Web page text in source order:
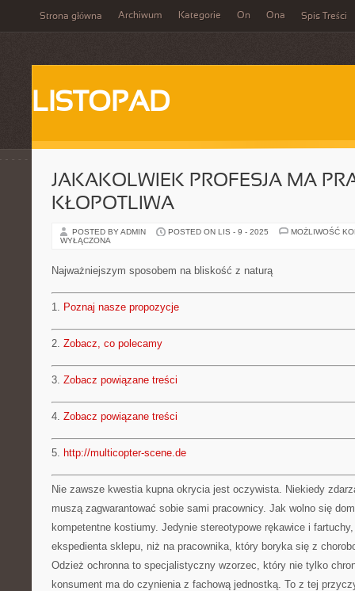
Strona główna Archiwum Kategorie On Ona Spis Treści
LISTOPAD
JAKAKOLWIEK PROFESJA MA
KŁOPOTLIWA
POSTED BY ADMIN POSTED ON LIS - 9 - 2025
MOŻLIWOŚĆ
WYŁĄCZONA
Najważniejszym sposobem na bliskość z naturą
1. Poznaj nasze propozycje
2. Zobacz, co polecamy
3. Zobacz powiązane treści
4. Zobacz powiązane treści
5. http://multicopter-scene.de
Nie zawsze kwestia kupna okrycia jest oczywista. Niekiedy
muszą zagwarantować sobie sami pracownicy. Jak wolno się
kompetentne kostiumy. Jedynie stereotypowe rękawice i
ekspedienta sklepu, niż na pracownika, który boryka się z
Odzież ochronna to specjalistyczny wzorzec, który nie tylko
konsument ma do czynienia z fachową jednostką. To z tej